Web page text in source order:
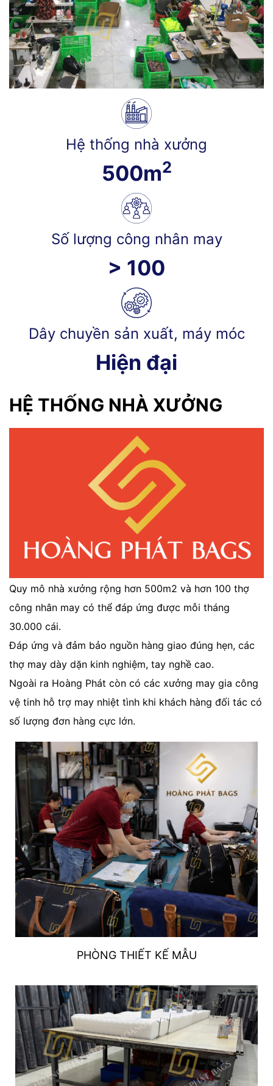
Hệ thống nhà xưởng
500m2
Số lượng công nhân may
> 100
Dây chuyền sản xuất, máy móc
Hiện đại
HỆ THỐNG NHÀ XƯỞNG
Quy mô nhà xưởng rộng hơn 500m2 và hơn 100 thợ
công nhân may có thể đáp ứng được mỗi tháng
30.000 cái.
Đáp ứng và đảm bảo nguồn hàng giao đúng hẹn, các
thợ may dày dặn kinh nghiệm, tay nghề cao.
Ngoài ra Hoàng Phát còn có các xưởng may gia công
vệ tinh hỗ trợ may nhiệt tình khi khách hàng đối tác có
số lượng đơn hàng cực lớn.
PHÒNG THIẾT KẾ MẪU